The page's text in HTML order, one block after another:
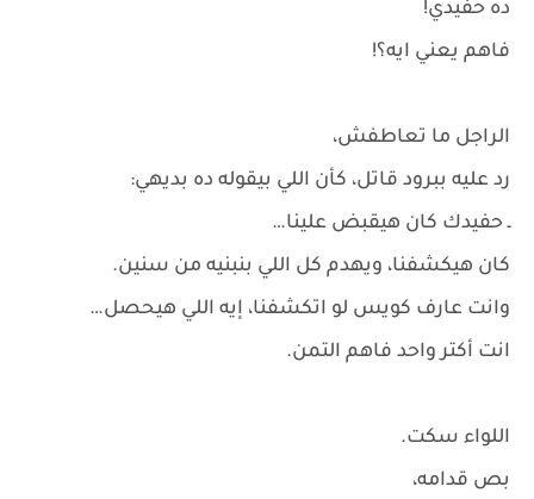
ده حفيدي!
فاهم يعني ايه؟!
الراجل ما تعاطفش،
رد عليه ببرود قاتل، كأن اللي بيقوله ده بديهي:
ـ حفيدك كان هيقبض علينا…
كان هيكشفنا، ويهدم كل اللي بنبنيه من سنين.
وانت عارف كويس لو اتكشفنا، إيه اللي هيحصل…
انت أكتر واحد فاهم التمن.
اللواء سكت.
بص قدامه،